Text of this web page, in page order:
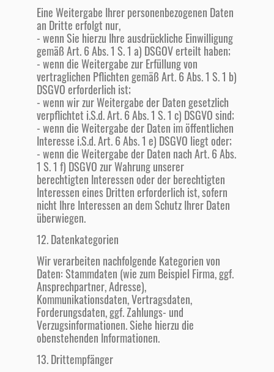
Eine Weitergabe Ihrer personenbezogenen Daten
an Dritte erfolgt nur,
- wenn Sie hierzu Ihre ausdrückliche Einwilligung
gemäß Art. 6 Abs. 1 S. 1 a) DSGOV erteilt haben;
- wenn die Weitergabe zur Erfüllung von
vertraglichen Pflichten gemäß Art. 6 Abs. 1 S. 1 b)
DSGVO erforderlich ist;
- wenn wir zur Weitergabe der Daten gesetzlich
verpflichtet i.S.d. Art. 6 Abs. 1 S. 1 c) DSGVO sind;
- wenn die Weitergabe der Daten im öffentlichen
Interesse i.S.d. Art. 6 Abs. 1 e) DSGVO liegt oder;
- wenn die Weitergabe der Daten nach Art. 6 Abs.
1 S. 1 f) DSGVO zur Wahrung unserer
berechtigten Interessen oder der berechtigten
Interessen eines Dritten erforderlich ist, sofern
nicht Ihre Interessen an dem Schutz Ihrer Daten
überwiegen.
12. Datenkategorien
Wir verarbeiten nachfolgende Kategorien von
Daten: Stammdaten (wie zum Beispiel Firma, ggf.
Ansprechpartner, Adresse),
Kommunikationsdaten, Vertragsdaten,
Forderungsdaten, ggf. Zahlungs- und
Verzugsinformationen. Siehe hierzu die
obenstehenden Informationen.
13. Drittempfänger